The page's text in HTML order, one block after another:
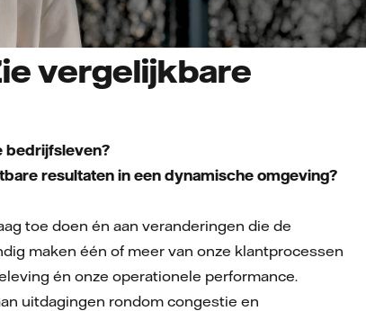
vergelijkbare
bedrijfsleven?
resultaten in een dynamische omgeving?
toe doen én aan veranderingen die de
maken één of meer van onze klantprocessen
én onze operationele performance.
uitdagingen rondom congestie en